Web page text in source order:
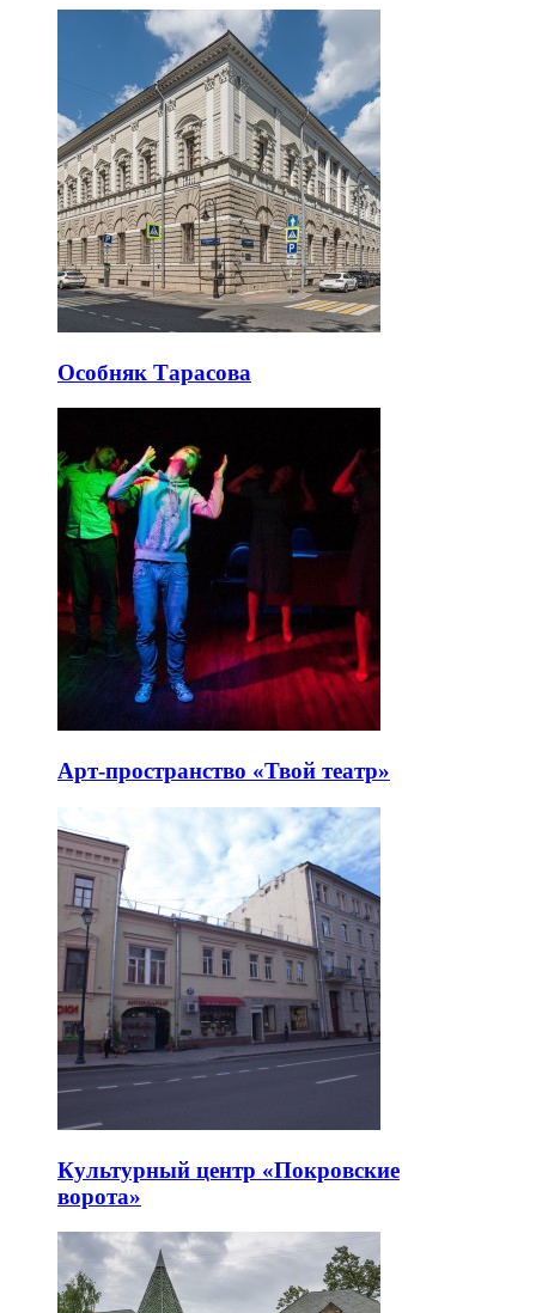
Особняк Тарасова
Арт-пространство «Твой театр»
Культурный центр «Покровские
ворота»